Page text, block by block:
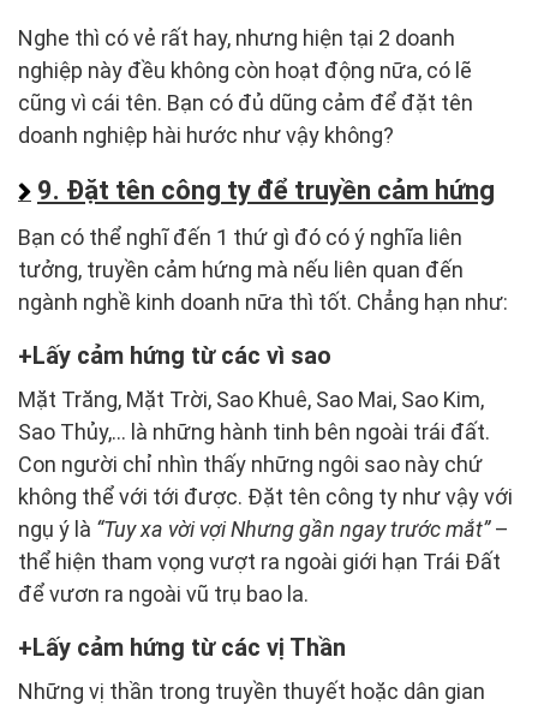
Nghe thì có vẻ rất hay, nhưng hiện tại 2 doanh
nghiệp này đều không còn hoạt động nữa, có lẽ
cũng vì cái tên. Bạn có đủ dũng cảm để đặt tên
doanh nghiệp hài hước như vậy không?
9. Đặt tên công ty để truyền cảm hứng
Bạn có thể nghĩ đến 1 thứ gì đó có ý nghĩa liên
tưởng, truyền cảm hứng mà nếu liên quan đến
ngành nghề kinh doanh nữa thì tốt. Chẳng hạn như:
Lấy cảm hứng từ các vì sao
Mặt Trăng, Mặt Trời, Sao Khuê, Sao Mai, Sao Kim,
Sao Thủy,… là những hành tinh bên ngoài trái đất.
Con người chỉ nhìn thấy những ngôi sao này chứ
không thể với tới được. Đặt tên công ty như vậy với
ngụ ý là “Tuy xa vời vợi Nhưng gần ngay trước mắt”–
thể hiện tham vọng vượt ra ngoài giới hạn Trái Đất
để vươn ra ngoài vũ trụ bao la.
Lấy cảm hứng từ các vị Thần
Những vị thần trong truyền thuyết hoặc dân gian